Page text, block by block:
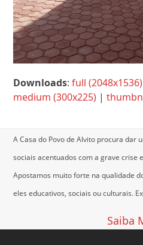
Downloads:full (2048x1536)
medium (300x225) |
A Casa do Povo de Alvito procura dar
sociais acentuados com a grave crise
Apostamos muito forte na qualidade
eles educativos, sociais ou culturais.
Saiba